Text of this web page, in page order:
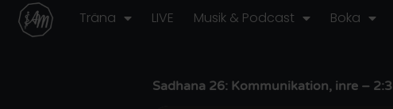
Hoppa
Träna LIVE Musik & Podcast Boka
Sadhana 26: Kommunikation, inre – 2:3